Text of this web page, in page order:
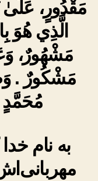
مَقْدُورٍ، عَلىٰ
الَّذِي هُوَ
مَشْهُورٌ،
مَشْكُورٌ .
مُحَمَّدٍ
به نام